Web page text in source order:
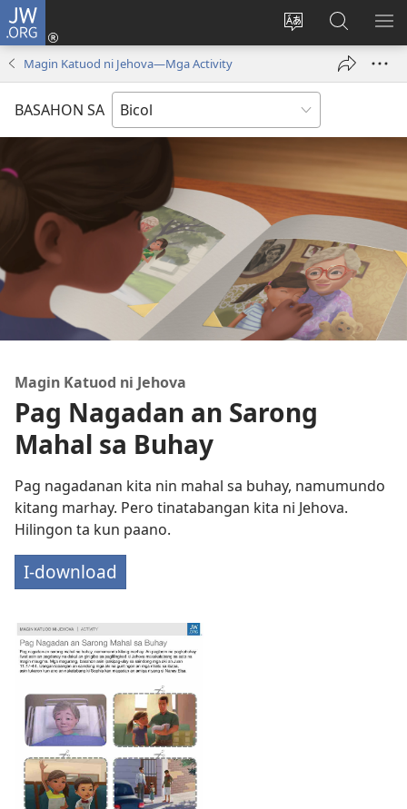
JW.ORG
Ribayan
lengguwahe
kan
Mag-
log
new
Hanapon
sa
JW.ORG
Magin Katuod ni Jehova​—Mga Activity
BASAHON SA
Magin Katuod ni Jehova
Pag Nagadan an Sarong
Mahal sa Buhay
Pag nagadanan kita nin mahal sa buhay, namumundo
kitang marhay. Pero tinatabangan kita ni Jehova.
Hilingon ta kun paano.
I-download